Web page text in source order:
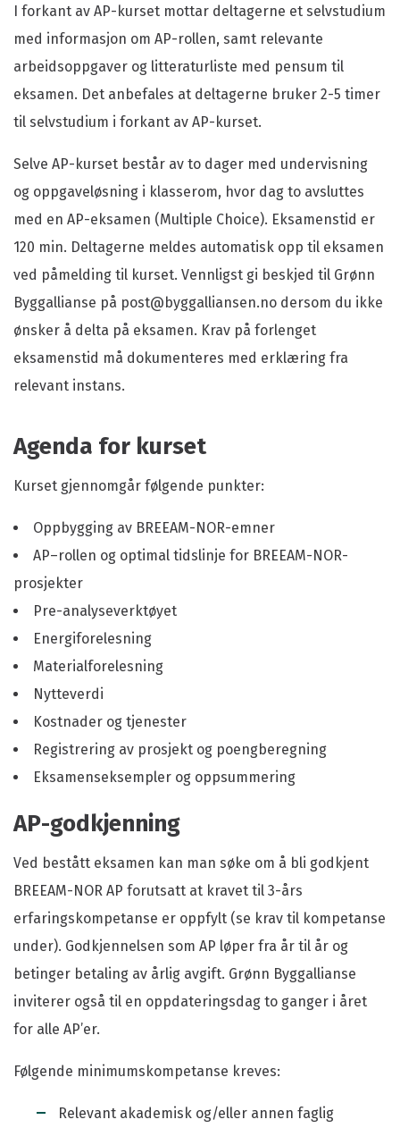
I forkant av AP-kurset mottar deltagerne et selvstudium
med informasjon om AP-rollen, samt relevante
arbeidsoppgaver og litteraturliste med pensum til
eksamen. Det anbefales at deltagerne bruker 2-5 timer
til selvstudium i forkant av AP-kurset.
Selve AP-kurset består av to dager med undervisning
og oppgaveløsning i klasserom, hvor dag to avsluttes
med en AP-eksamen (Multiple Choice). Eksamenstid er
120 min. Deltagerne meldes automatisk opp til eksamen
ved påmelding til kurset. Vennligst gi beskjed til Grønn
Byggallianse på post@byggalliansen.no dersom du ikke
ønsker å delta på eksamen. Krav på forlenget
eksamenstid må dokumenteres med erklæring fra
relevant instans.
Agenda for kurset
Kurset gjennomgår følgende punkter:
Oppbygging av BREEAM-NOR-emner
AP–rollen og optimal tidslinje for BREEAM-NOR-
prosjekter
Pre-analyseverktøyet
Energiforelesning
Materialforelesning
Nytteverdi
Kostnader og tjenester
Registrering av prosjekt og poengberegning
Eksamenseksempler og oppsummering
AP-godkjenning
Ved bestått eksamen kan man søke om å bli godkjent
BREEAM-NOR AP forutsatt at kravet til 3-års
erfaringskompetanse er oppfylt (se krav til kompetanse
under). Godkjennelsen som AP løper fra år til år og
betinger betaling av årlig avgift. Grønn Byggallianse
inviterer også til en oppdateringsdag to ganger i året
for alle AP’er.
Følgende minimumskompetanse kreves:
Relevant akademisk og/eller annen faglig